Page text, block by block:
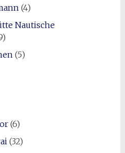
(4)
Nautische
(5)
(6)
(32)